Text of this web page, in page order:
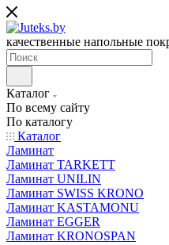
качественные напольные
Каталог
По всему сайту
По каталогу
Каталог
Ламинат
Ламинат TARKETT
Ламинат UNILIN
Ламинат SWISS KRONO
Ламинат KASTAMONU
Ламинат EGGER
Ламинат KRONOSPAN